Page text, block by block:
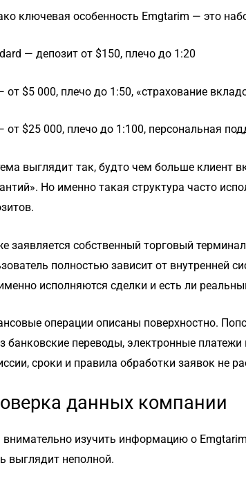
ключевая особенность Emgtarim — это
— депозит от $150, плечо до 1:20
от $5 000, плечо до 1:50, «страхование
от $25 000, плечо до 1:100, персональная
выглядит так, будто чем больше клиент
Но именно такая структура часто
заявляется собственный торговый
полностью зависит от внутренней
исполняются сделки и есть ли
операции описаны поверхностно.
банковские переводы, электронные
сроки и правила обработки заявок не
данных компании
внимательно изучить информацию о
выглядит неполной.